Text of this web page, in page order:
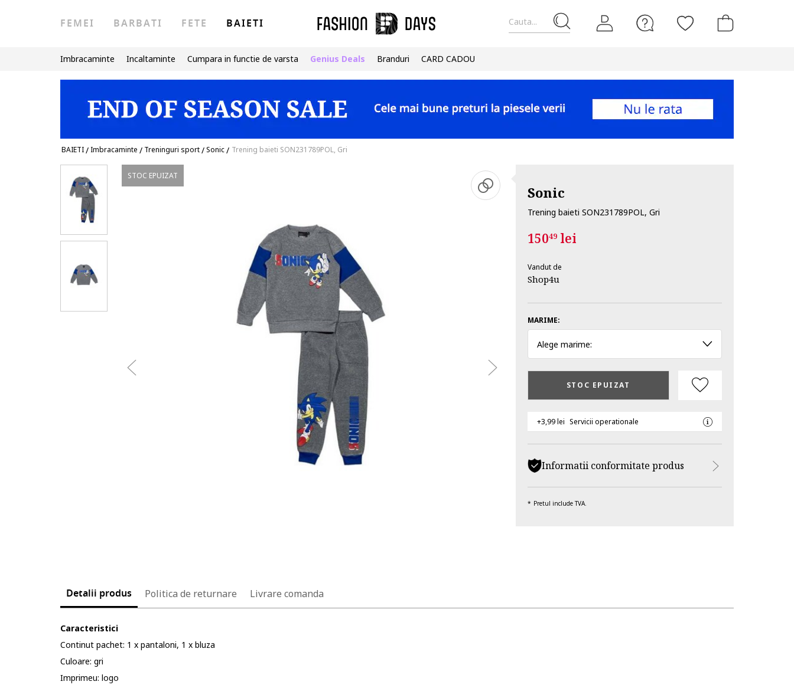
Cauta...
FEMEI BARBATI FETE BAIETI
Imbracaminte Incaltaminte Cumpara in functie de varsta Genius Deals Branduri CARD CADOU
BAIETI/Imbracaminte / Treninguri sport/Sonic/ Trening baieti SON231789POL, Gri
STOC EPUIZAT
Sonic
Trening baieti SON231789POL, Gri
15049lei
Vandut de
Shop4u
MARIME:
Alege marime:
STOC EPUIZAT
+3,99 lei Servicii operationale
Informatii conformitate produs
Pretul include TVA.
Detalii produs Politica de returnare Livrare comanda
Caracteristici
Continut pachet: 1 x pantaloni, 1 x bluza
Culoare: gri
Imprimeu: logo